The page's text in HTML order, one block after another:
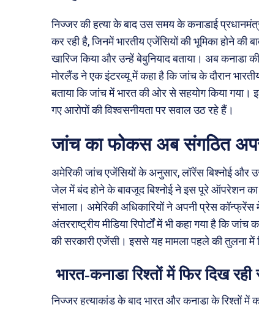
निज्जर की हत्या के बाद उस समय के कनाडाई
कर रही है, जिनमें भारतीय एजेंसियों की भूमिका होने
खारिज किया और उन्हें बेबुनियाद बताया। अब कनाडा
मोरलैंड ने एक इंटरव्यू में कहा है कि जांच के दौरान
बताया कि जांच में भारत की ओर से सहयोग किया
गए आरोपों की विश्वसनीयता पर सवाल उठ रहे हैं।
जांच का फोकस अब संगठित
अमेरिकी जांच एजेंसियों के अनुसार, लॉरेंस बिश्नोई और
जेल में बंद होने के बावजूद बिश्नोई ने इस पूरे ऑपरेशन का
संभाला। अमेरिकी अधिकारियों ने अपनी प्रेस कॉन्फ्रेंस
अंतरराष्ट्रीय मीडिया रिपोर्टों में भी कहा गया है कि
की सरकारी एजेंसी। इससे यह मामला पहले की तुलना में
भारत-कनाडा रिश्तों में फिर दिख रही
निज्जर हत्याकांड के बाद भारत और कनाडा के रिश्तों